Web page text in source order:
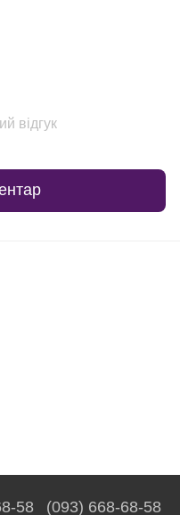
відгук
58 (093) 668-68-58